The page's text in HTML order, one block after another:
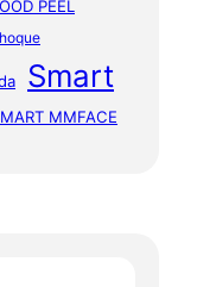
PEEL
Smart
MMFACE